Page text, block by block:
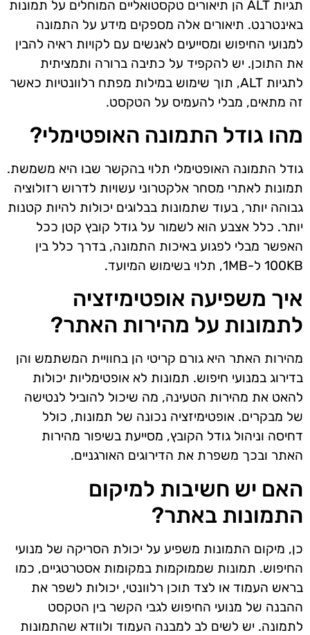
תגיות ALT הן תיאורים טקסטואליים המוחלים על תמונות
באינטרנט. תיאורים אלה מספקים מידע על התמונה
למנועי החיפוש ומסייעים לאנשים עם לקויות ראיה להבין
את התוכן. יש להקפיד על כתיבה ברורה ותמציתית
לתגיות ALT, תוך שימוש במילות מפתח רלוונטיות כאשר
זה מתאים, מבלי להעמיס על הטקסט.
מהו גודל התמונה האופטימלי?
גודל התמונה האופטימלי תלוי בהקשר שבו היא משמשת.
תמונות לאתרי מסחר אלקטרוני עשויות לדרוש רזולוציה
גבוהה יותר, בעוד שתמונות בבלוגים יכולות להיות קטנות
יותר. כלל אצבע הוא לשמור על גודל קובץ קטן ככל
האפשר מבלי לפגוע באיכות התמונה, בדרך כלל בין
100KB ל-1MB, תלוי בשימוש המיועד.
איך משפיעה אופטימיזציה
לתמונות על מהירות האתר?
מהירות האתר היא גורם קריטי הן בחוויית המשתמש והן
בדירוג במנועי חיפוש. תמונות לא אופטימליות יכולות
להאט את מהירות הטעינה, מה שיכול להוביל לנטישה
של מבקרים. אופטימיזציה נכונה של תמונות, כולל
דחיסה וניהול גודל הקובץ, מסייעת בשיפור מהירות
האתר ובכך משפרת את הדירוגים האורגניים.
האם יש חשיבות למיקום
התמונות באתר?
כן, מיקום התמונות משפיע על יכולת הסריקה של מנועי
החיפוש. תמונות שממוקמות במקומות אסטרטגיים, כמו
בראש העמוד או לצד תוכן רלוונטי, יכולות לשפר את
ההבנה של מנועי החיפוש לגבי הקשר בין הטקסט
לתמונה. יש לשים לב למבנה העמוד ולוודא שהתמונות